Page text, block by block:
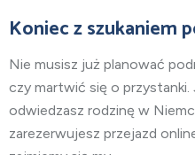
Koniec z szukaniem
Nie musisz już planować
czy martwić się o przystanki.
odwiedzasz rodzinę w
zarezerwujesz przejazd